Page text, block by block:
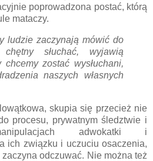
poprowadzona postać, którą
mataczy.
ludzie zaczynają mówić do
słuchać, wyjawią
chcemy zostać wysłuchani,
naszych własnych
skupia się przecież nie
procesu, prywatnym śledztwie i
adwokatki i
ich związku i uczuciu osaczenia,
odczuwać. Nie można też